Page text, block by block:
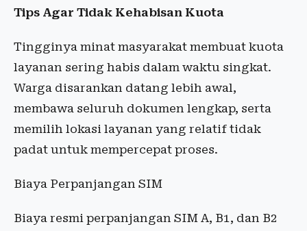
Tips Agar Tidak Kehabisan Kuota
Tingginya minat masyarakat membuat kuota
layanan sering habis dalam waktu singkat.
Warga disarankan datang lebih awal,
membawa seluruh dokumen lengkap, serta
memilih lokasi layanan yang relatif tidak
padat untuk mempercepat proses.
Biaya Perpanjangan SIM
Biaya resmi perpanjangan SIM A, B1, dan B2